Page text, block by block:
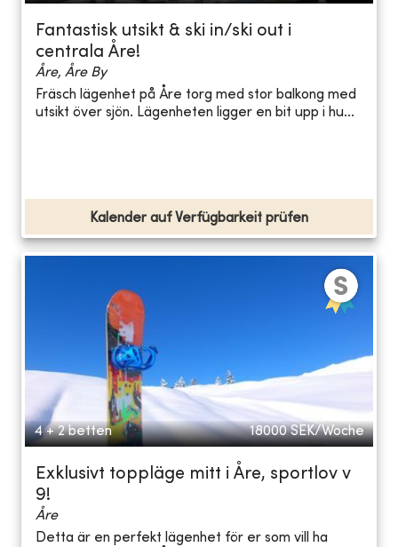
Fantastisk utsikt & ski in/ski out i
centrala Åre!
Åre, Åre By
Fräsch lägenhet på Åre torg med stor balkong med
utsikt över sjön. Lägenheten ligger en bit upp i hu...
Kalender auf Verfügbarkeit prüfen
4 + 2 betten 18000 SEK/Woche
Exklusivt toppläge mitt i Åre, sportlov v
9!
Åre
Detta är en perfekt lägenhet för er som vill ha